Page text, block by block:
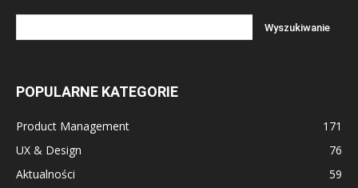
POPULARNE KATEGORIE
Product Management
171
UX & Design
76
Aktualności
59